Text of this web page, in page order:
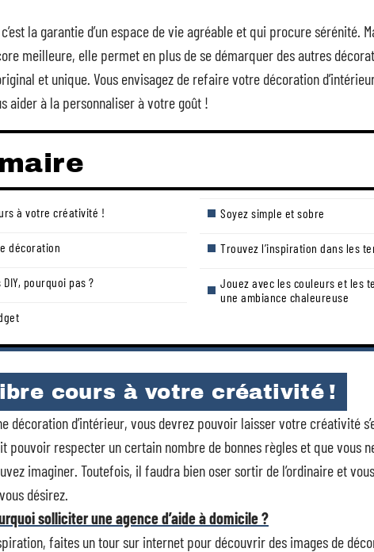
la garantie d’un espace de vie agréable et qui procure sérénité.
meilleure, elle permet en plus de se démarquer des autres
et unique. Vous envisagez de refaire votre décoration
aider à la personnaliser à votre goût !
à votre créativité !
décoration
pourquoi pas ?
Soyez simple et sobre
Trouvez l’inspiration dans les
Jouez avec les couleurs et les
une ambiance chaleureuse
cours à votre créativité !
décoration d’intérieur, vous devrez pouvoir laisser votre créativité
pouvoir respecter un certain nombre de bonnes règles et que vous
imaginer. Toutefois, il faudra bien oser sortir de l’ordinaire et
désirez.
solliciter une agence d’aide à domicile ?
faites un tour sur internet pour découvrir des images de